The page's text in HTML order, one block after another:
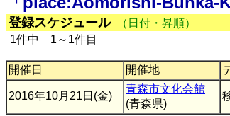
登録スケジュール
（日付・昇順）
1件中 1～1件目
開催日 開催地
2016年10月21日(金)
青森市文化会館
(青森県)